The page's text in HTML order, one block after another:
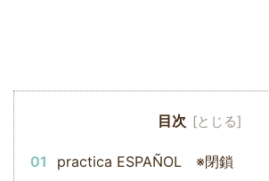
目次
practica ESPAÑOL ※閉鎖